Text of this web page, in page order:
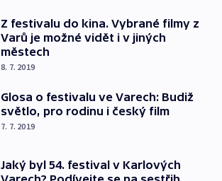
Z festivalu do kina. Vybrané filmy z
Varů je možné vidět i v jiných
městech
8. 7. 2019
Glosa o festivalu ve Varech: Budiž
světlo, pro rodinu i český film
7. 7. 2019
Jaký byl 54. festival v Karlových